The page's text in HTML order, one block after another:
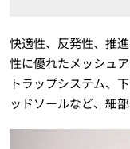
快適性、反発性、推
性に優れたメッシュ
トラップシステム、
ッドソールなど、細